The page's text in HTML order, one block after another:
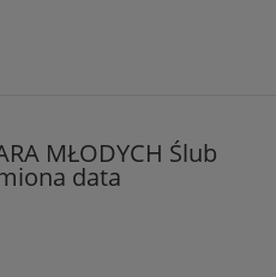
MŁODYCH Ślub
data